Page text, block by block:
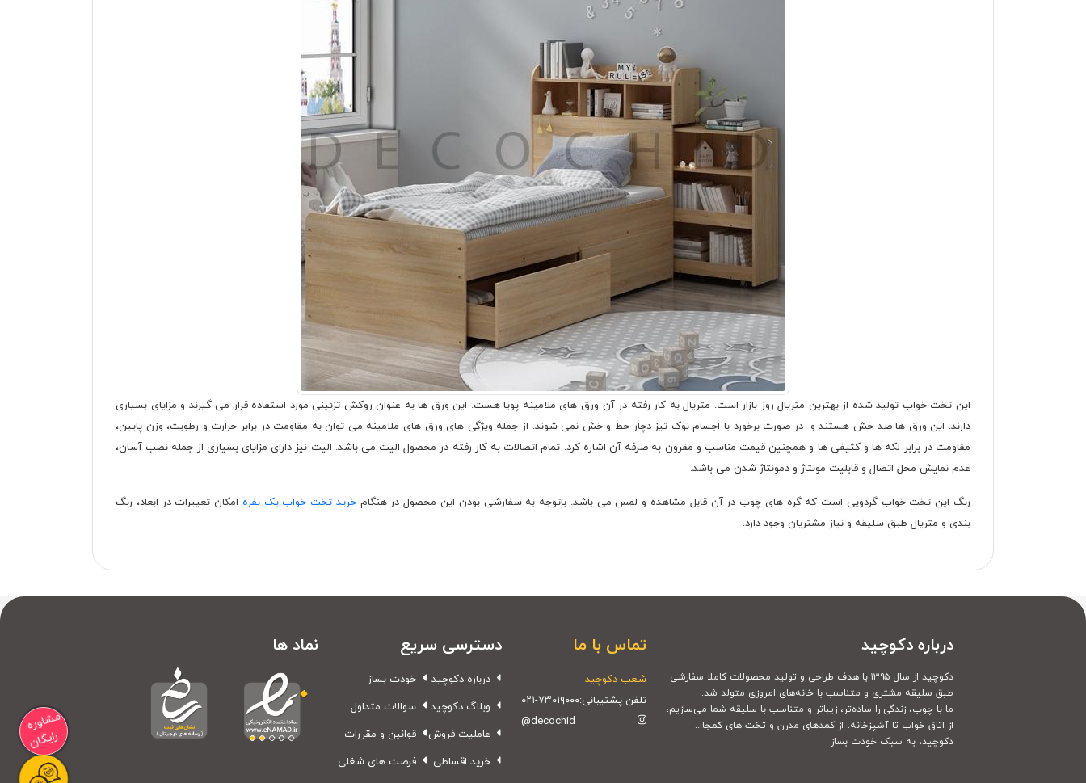
این تخت خواب تولید شده از بهترین متریال روز بازار است. متریال به کار رفته در آن ورق های ملامینه پویا هست. این ورق ها به عنوان روکش تزئینی مورد استفاده قرار می گیرند و مزایای بسیاری
دارند. این ورق ها ضد خش هستند و در صورت برخورد با اجسام نوک تیز دچار خط و خش نمی شوند. از جمله ویژگی های ورق های ملامینه می توان به مقاومت در برابر حرارت و رطوبت، وزن پایین،
مقاومت در برابر لکه ها و کثیفی ها و همچنین قیمت مناسب و مقرون به صرفه آن اشاره کرد. تمام اتصالات به کار رفته در محصول الیت می باشد. الیت نیز دارای مزایای بسیاری از جمله نصب آسان،
عدم نمایش محل اتصال و قابلیت مونتاژ و دمونتاژ شدن می باشد.
رنگ این تخت خواب گردویی است که گره های چوب در آن قابل مشاهده و لمس می باشد. باتوجه به سفارشی بودن این محصول در هنگامخرید تخت خواب یک نفره امکان تغییرات در ابعاد، رنگ
بندی و متریال طبق سلیقه و نیاز مشتریان وجود دارد.
درباره دکوچید
دکوچید از سال ۱۳۹۵ با هدف طراحی و تولید محصولات کاملا سفارشی
طبق سلیقه مشتری و متناسب با خانه‌های امروزی متولد شد.
ما با چوب، زندگی را ساده‌تر، زیباتر و متناسب با سلیقه شما می‌سازیم،
از اتاق خواب تا آشپزخانه، از کمدهای مدرن و تخت های کمجا...
دکوچید، به سبک خودت بساز
تماس با ما
شعب دکوچید
تلفن پشتیبانی:۰۲۱-۷۳۰۱۹۰۰۰
@decochid
دسترسی سریع
درباره دکوچید
وبلاگ دکوچید
عاملیت فروش
خرید اقساطی
خودت بساز
سوالات متداول
قوانین و مقررات
فرصت های شغلی
نماد ها
مشاوره
رایگان